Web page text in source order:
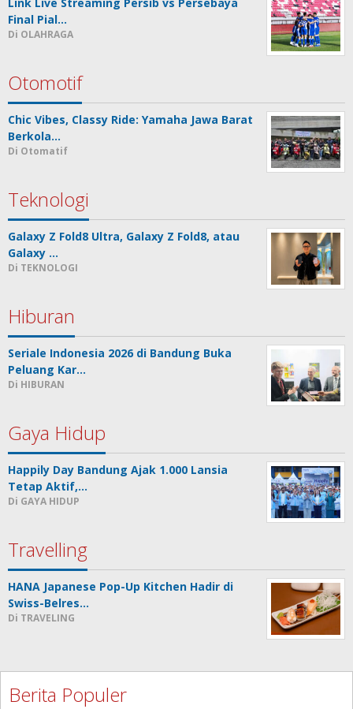
Final Pial…
Di OLAHRAGA
Otomotif
Chic Vibes, Classy Ride: Yamaha Jawa Barat
Berkola…
Di Otomatif
Teknologi
Galaxy Z Fold8 Ultra, Galaxy Z Fold8, atau
Galaxy …
Di TEKNOLOGI
Hiburan
Seriale Indonesia 2026 di Bandung Buka
Peluang Kar…
Di HIBURAN
Gaya Hidup
Happily Day Bandung Ajak 1.000 Lansia
Tetap Aktif,…
Di GAYA HIDUP
Travelling
HANA Japanese Pop-Up Kitchen Hadir di
Swiss-Belres…
Di TRAVELING
Berita Populer